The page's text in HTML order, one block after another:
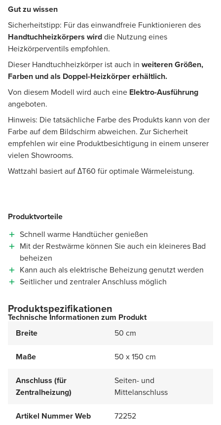
Gut zu wissen
Sicherheitstipp: Für das einwandfreie Funktionieren des
Handtuchheizkörpers wirddie Nutzung eines
Heizkörperventils empfohlen.
Dieser Handtuchheizkörper ist auch in weiteren Größen,
Farben und als Doppel-Heizkörper erhältlich.
Von diesem Modell wird auch eine Elektro-Ausführung
angeboten.
Hinweis: Die tatsächliche Farbe des Produkts kann von der
Farbe auf dem Bildschirm abweichen. Zur Sicherheit
empfehlen wir eine Produktbesichtigung in einem unserer
vielen Showrooms.
Wattzahl basiert auf ΔT60 für optimale Wärmeleistung.
Produktvorteile
Schnell warme Handtücher genießen
Mit der Restwärme können Sie auch ein kleineres Bad
beheizen
Kann auch als elektrische Beheizung genutzt werden
Seitlicher und zentraler Anschluss möglich
Produktspezifikationen
Technische Informationen zum Produkt
Breite
50 cm
Maße 50 x 150 cm
Anschluss (für
Zentralheizung)
Seiten- und
Mittelanschluss
Artikel Nummer Web 72252